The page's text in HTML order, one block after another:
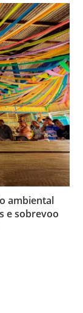
ambiental
e sobrevoo